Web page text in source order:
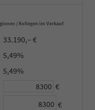
/ Kollegen im Verkauf
33.190,– €
5,49%
5,49%
€
€